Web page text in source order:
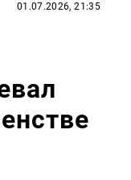
01.07.2026, 21:35